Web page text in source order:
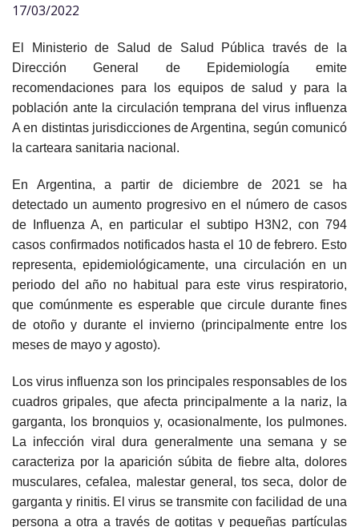
17/03/2022
El Ministerio de Salud de Salud Pública través de la
Dirección General de Epidemiología emite
recomendaciones para los equipos de salud y para la
población ante la circulación temprana del virus influenza
A en distintas jurisdicciones de Argentina, según comunicó
la carteara sanitaria nacional.
En Argentina, a partir de diciembre de 2021 se ha
detectado un aumento progresivo en el número de casos
de Influenza A, en particular el subtipo H3N2, con 794
casos confirmados notificados hasta el 10 de febrero. Esto
representa, epidemiológicamente, una circulación en un
periodo del año no habitual para este virus respiratorio,
que comúnmente es esperable que circule durante fines
de otoño y durante el invierno (principalmente entre los
meses de mayo y agosto).
Los virus influenza son los principales responsables de los
cuadros gripales, que afecta principalmente a la nariz, la
garganta, los bronquios y, ocasionalmente, los pulmones.
La infección viral dura generalmente una semana y se
caracteriza por la aparición súbita de fiebre alta, dolores
musculares, cefalea, malestar general, tos seca, dolor de
garganta y rinitis. El virus se transmite con facilidad de una
persona a otra a través de gotitas y pequeñas partículas